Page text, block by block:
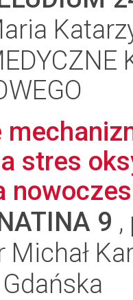
stres
9
Michał